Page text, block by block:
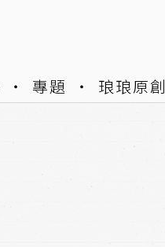
專題 琅琅原創